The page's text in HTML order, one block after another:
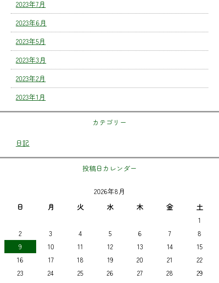
2023年7月
2023年6月
2023年5月
2023年3月
2023年2月
2023年1月
カテゴリー
日記
投稿日カレンダー
2026年8月
日
月 火 水 木 金
土
1
2
3 4 5 6 7
8
9
10 11 12 13 14
15
16
17 18 19 20 21
22
23
24 25 26 27 28
29